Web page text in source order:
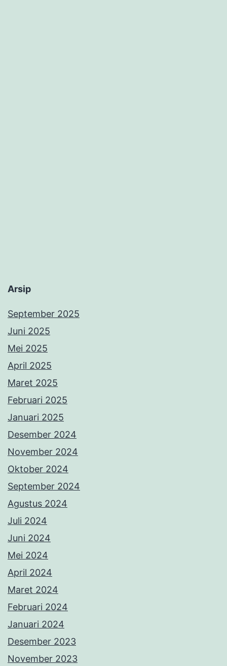
Arsip
September 2025
Juni 2025
Mei 2025
April 2025
Maret 2025
Februari 2025
Januari 2025
Desember 2024
November 2024
Oktober 2024
September 2024
Agustus 2024
Juli 2024
Juni 2024
Mei 2024
April 2024
Maret 2024
Februari 2024
Januari 2024
Desember 2023
November 2023